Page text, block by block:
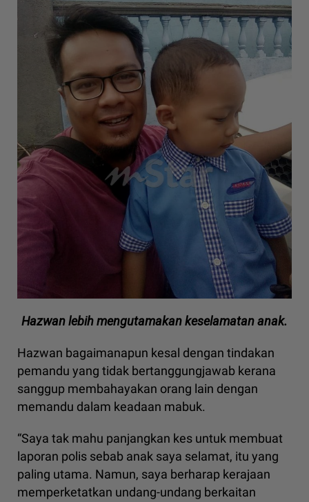
Hazwan lebih mengutamakan keselamatan anak.
Hazwan bagaimanapun kesal dengan tindakan
pemandu yang tidak bertanggungjawab kerana
sanggup membahayakan orang lain dengan
memandu dalam keadaan mabuk.
“Saya tak mahu panjangkan kes untuk membuat
laporan polis sebab anak saya selamat, itu yang
paling utama. Namun, saya berharap kerajaan
memperketatkan undang-undang berkaitan